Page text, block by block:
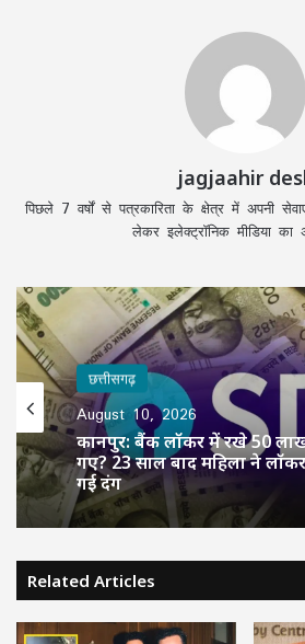
jagjaahir
पिछले 7 वर्षों से पत्रकारिता के क्षेत्र में अपनी
लेकर इलेक्ट्रॉनिक मीडिया
छत्तीसगढ़
August 10, 2026
कानपुर: बैंक लॉकर में रखे 50
गए? 23 साल बाद महिला ने लॉकर
गई दंग
छत्तीसगढ़
August 10, 2026
छत्तीसगढ़ में बाढ़ से निपटने की
अगस्त को टेबल-टॉप और 20 को
Related Articles